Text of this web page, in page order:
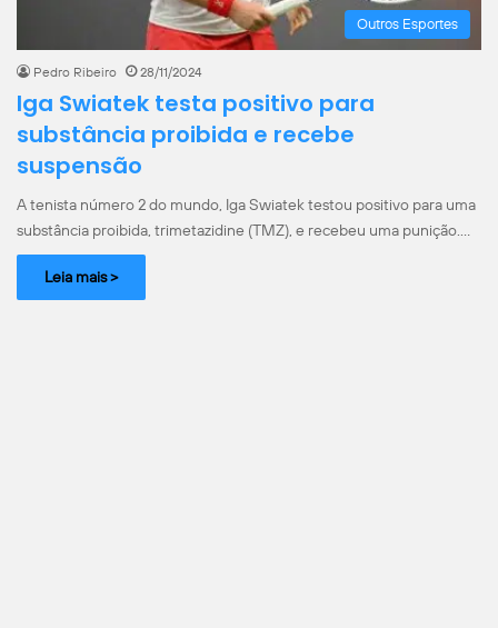
Outros Esportes
Pedro Ribeiro 28/11/2024
Iga Swiatek testa positivo para
substância proibida e recebe
suspensão
A tenista número 2 do mundo, Iga Swiatek testou positivo para uma
substância proibida, trimetazidine (TMZ), e recebeu uma punição.…
Leia mais >